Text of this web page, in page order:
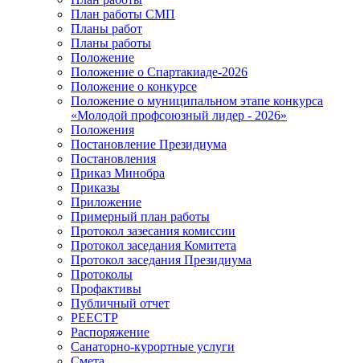
План работы СМП
Планы работ
Планы работы
Положение
Положение о Спартакиаде-2026
Положение о конкурсе
Положение о муниципальном этапе конкурса
«Молодой профсоюзный лидер - 2026»
Положения
Постановление Президиума
Постановления
Приказ Минобра
Приказы
Приложение
Примерный план работы
Протокол зазесания комиссии
Протокол заседания Комитета
Протокол заседания Президиума
Протоколы
Профактивы
Публичный отчет
РЕЕСТР
Распоряжение
Санаторно-курортные услуги